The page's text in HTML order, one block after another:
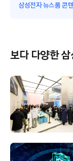
삼성전자 뉴스룸 콘
보다 다양한